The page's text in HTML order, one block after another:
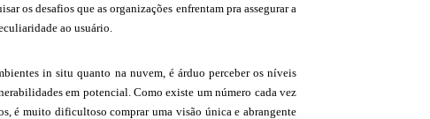
os desafios que as organizações enfrentam pra assegurar a
ao usuário.
in situ quanto na nuvem, é árduo perceber os níveis
em potencial. Como existe um número cada vez
é muito dificultoso comprar uma visão única e abrangente